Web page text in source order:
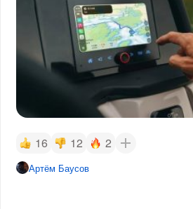
16 12 2
Артём Баусов